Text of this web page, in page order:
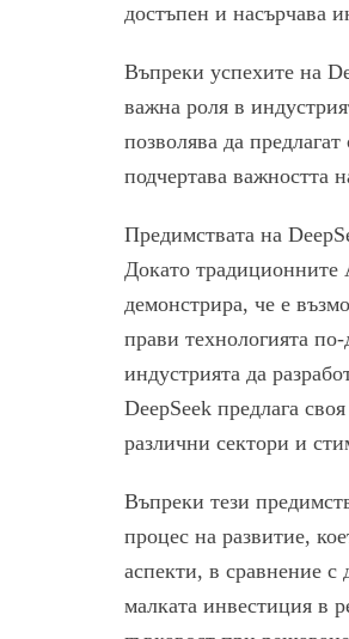
достъпен и насърчава
Въпреки успехите на
важна роля в
позволява да
подчертава важността
Предимствата на
Докато
демонстрира, че е
прави технологията
индустрията да
DeepSeek предлага
различни сектори и
Въпреки тези
процес на развитие,
аспекти, в сравнение
малката инвестиция в